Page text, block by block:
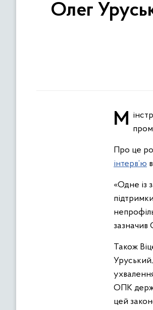
Олег
Мінстратегпром ставить перед собою завдання створити Державний цільовий фонд підтримки оборонної
Про це
інтерв’ю
«Одне із
зазначив
Також
ОПК
цей